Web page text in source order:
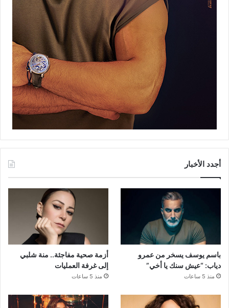
أجدد الأخبار
باسم يوسف يسخر من عمرو
دياب: “عيش سنك يا أخي”
منذ 5 ساعات
أزمة صحية مفاجئة.. منة شلبي
إلى غرفة العمليات
منذ 5 ساعات